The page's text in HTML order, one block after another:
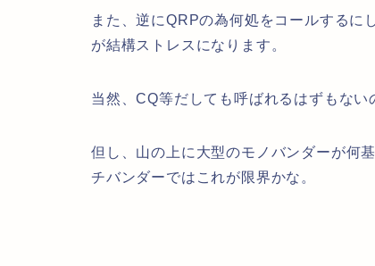
また、逆にQRPの為何処をコールするに
が結構ストレスになります。
当然、CQ等だしても呼ばれるはずもな
但し、山の上に大型のモノバンダーが何
チバンダーではこれが限界かな。